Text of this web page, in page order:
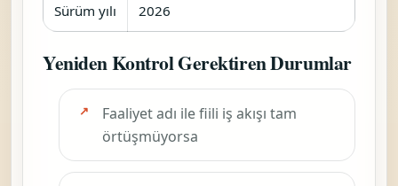
Sürüm yılı 2026
Yeniden Kontrol Gerektiren Durumlar
Faaliyet adı ile fiili iş akışı tam
örtüşmüyorsa